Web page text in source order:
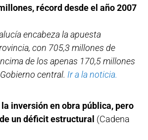
récord desde el año 2007
encabeza la apuesta
con 705,3 millones de
de los apenas 170,5 millones
central. Ir a la noticia.
inversión en obra pública, pero
un déficit estructural (Cadena